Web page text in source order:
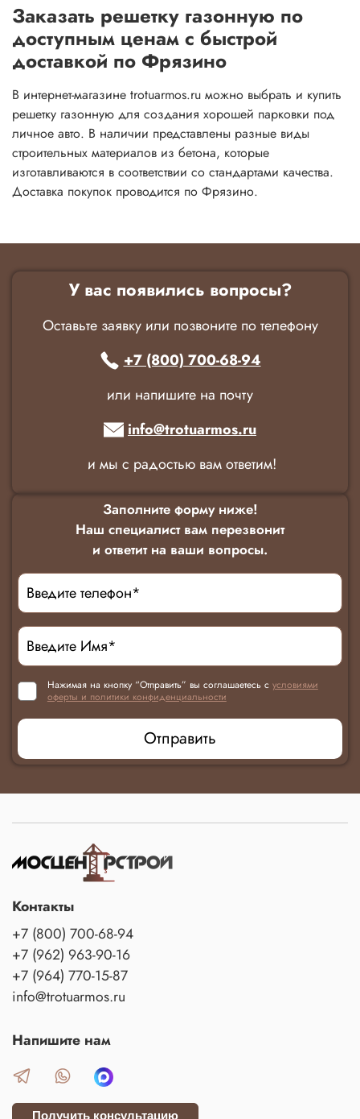
Заказать решетку газонную по
доступным ценам с быстрой
доставкой по Фрязино
В интернет-магазине trotuarmos.ru можно выбрать и купить
решетку газонную для создания хорошей парковки под
личное авто. В наличии представлены разные виды
строительных материалов из бетона, которые
изготавливаются в соответствии со стандартами качества.
Доставка покупок проводится по Фрязино.
У вас появились вопросы?
Оставьте заявку или позвоните по телефону
+7 (800) 700-68-94
или напишите на почту
info@trotuarmos.ru
и мы с радостью вам ответим!
Заполните форму ниже!
Наш специалист вам перезвонит
и ответит на ваши вопросы.
Нажимая на кнопку “Отправить” вы соглашаетесь с условиями
оферты и политики конфиденциальности
Отправить
Контакты
+7 (800) 700-68-94
+7 (962) 963-90-16
+7 (964) 770-15-87
info@trotuarmos.ru
Напишите нам
Получить консультацию